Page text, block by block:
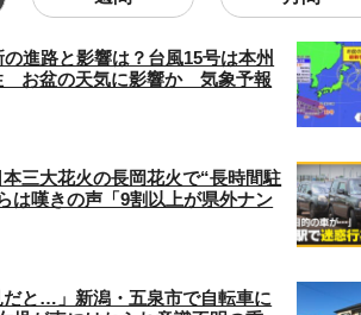
進路と影響は？台風15号は本州
お盆の天気に影響か 気象予報
本三大花火の長岡花火で“長時間駐
は嘆きの声「9割以上が県外ナン
だと…」新潟・五泉市で自転車に